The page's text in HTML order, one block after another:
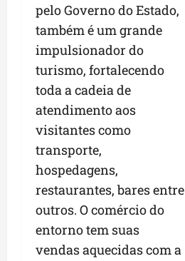
pelo Governo do Estado,
também é um grande
impulsionador do
turismo, fortalecendo
toda a cadeia de
atendimento aos
visitantes como
transporte,
hospedagens,
restaurantes, bares entre
outros. O comércio do
entorno tem suas
vendas aquecidas com a